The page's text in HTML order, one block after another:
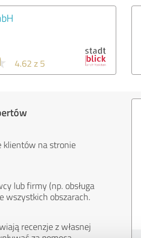
4.62 z 5
klientów na stronie
lub firmy (np. obsługa
wszystkich obszarach.
recenzje z własnej